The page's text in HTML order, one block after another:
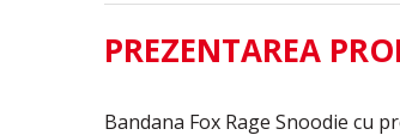
PREZENTAREA
Bandana Fox Rage Snoodie cu